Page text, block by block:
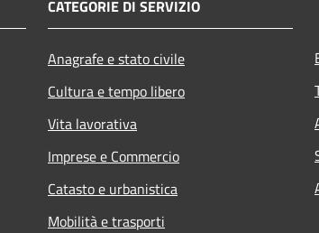
CATEGORIE DI SERVIZIO
Anagrafe e stato civile
Cultura e tempo libero
Vita lavorativa
Imprese e Commercio
Catasto e urbanistica
Mobilità e trasporti